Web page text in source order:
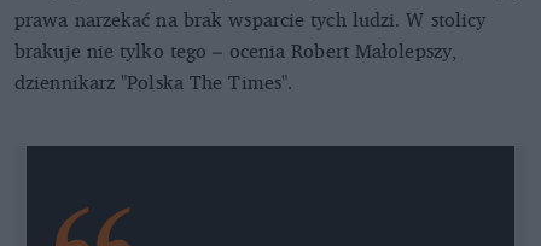
prawa narzekać na brak wsparcie tych ludzi. W stolicy
brakuje nie tylko tego – ocenia Robert Małolepszy,
dziennikarz "Polska The Times".